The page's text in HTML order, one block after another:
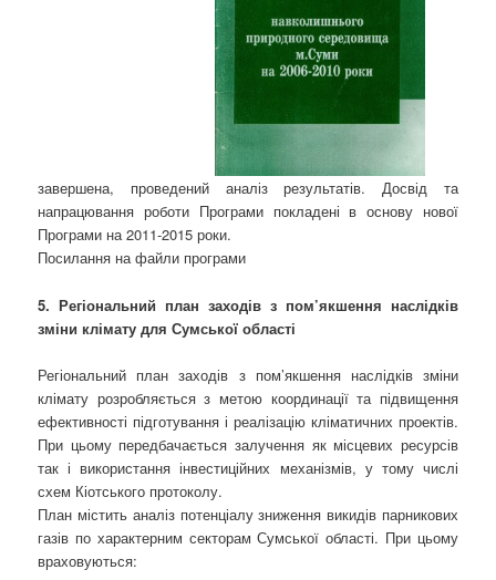
завершена, проведений аналіз результатів. Досвід та
напрацювання роботи Програми покладені в основу нової
Програми на 2011-2015 роки.
Посилання на файли програми
5. Регіональний план заходів з пом’якшення наслідків
зміни клімату для Сумської області
Регіональний план заходів з пом’якшення наслідків зміни
клімату розробляється з метою координації та підвищення
ефективності підготування і реалізацію кліматичних проектів.
При цьому передбачається залучення як місцевих ресурсів
так і використання інвестиційних механізмів, у тому числі
схем Кіотського протоколу.
План містить аналіз потенціалу зниження викидів парникових
газів по характерним секторам Сумської області. При цьому
враховуються: